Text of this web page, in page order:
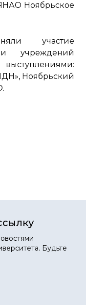
Ноябрьское
участие
учреждений
Ноябрьский
Будьте